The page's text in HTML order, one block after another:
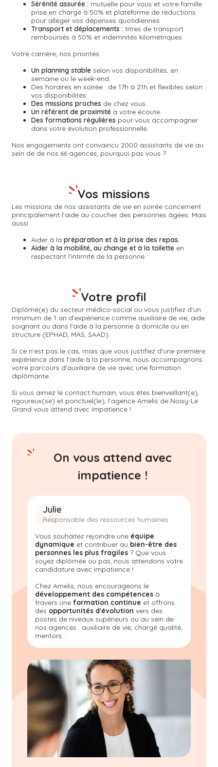
Sérénité assurée : mutuelle pour vous et votre famille
prise en charge à 50% et plateforme de réductions
pour alléger vos dépenses quotidiennes.
Transport et déplacements : titres de transport
remboursés à 50% et indemnités kilométriques.
Votre carrière, nos priorités
Un planning stable selon vos disponibilités, en
semaine ou le week-end.
Des horaires en soirée : de 17h à 21h et flexibles selon
vos disponibilités.
Des missions proches de chez vous.
Un référent de proximité à votre écoute.
Des formations régulières pour vous accompagner
dans votre évolution professionnelle.
Nos engagements ont convaincu 2000 assistants de vie au
sein de de nos 66 agences, pourquoi pas vous ?
Les missions de nos assistants de vie en soirée concernent
principalement l’aide au coucher des personnes âgées. Mais
aussi :
Aider à la préparation et à la prise des repas.
Aider à la mobilité, au change et à la toilette en
respectant l’intimité de la personne.
Vos missions
Diplômé(e) du secteur médico-social ou vous justifiez d’un
minimum de 1 an d’expérience comme auxiliaire de vie, aide
soignant ou dans l'aide à la personne à domicile ou en
structure (EPHAD, MAS, SAAD).
Si ce n'est pas le cas, mais que vous justifiez d'une première
expérience dans l'aide à la personne, nous accompagnons
votre parcours d'auxiliaire de vie avec une formation
diplômante.
Si vous aimez le contact humain, vous êtes bienveillant(e),
rigoureux(se) et ponctuel(le), l’agence Amelis de Noisy-Le
Grand vous attend avec impatience !
Votre profil
On vous attend avec
impatience !
Julie
Responsable des ressources humaines
Vous souhaitez rejoindre une équipe
dynamique et contribuer au bien-être des
personnes les plus fragiles ? Que vous
soyez diplômée ou pas, nous attendons votre
candidature avec impatience !
Chez Amelis, nous encourageons le
développement des compétences à
travers une formation continue et offrons
des opportunités d'évolution vers des
postes de niveaux supérieurs ou au sein de
nos agences : auxiliaire de vie, chargé qualité,
mentors...